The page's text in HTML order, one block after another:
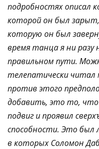
подробностях описал
которой он был зарыт,
которую он был
время танца я ни разу
правильном пути.
телепатически читал
против этого
добавить, это то,
подвиг и проявил
способности. Это был
в которых Соломон